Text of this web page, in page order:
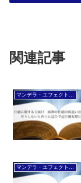
関連記事
マンデラ・エフェクト文面（2025年6月24日～